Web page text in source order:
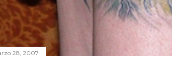
28, 2007